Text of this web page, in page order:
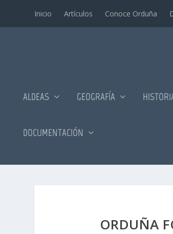
Inicio Artí­culos Conoce Orduña
ALDEAS GEOGRAFÍA
DOCUMENTACIÓN
ORDUÑA